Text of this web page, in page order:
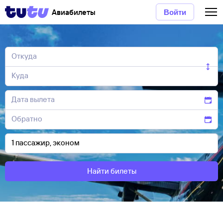
Авиабилеты Войти
Найти билеты